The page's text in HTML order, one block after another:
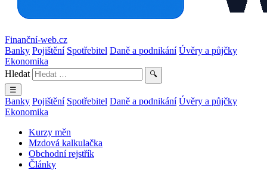
Finanční-web.cz
Banky Pojištění Spotřebitel Daně a podnikání Úvěry a půjčky
Ekonomika
Hledat
🔍
☰
Banky Pojištění Spotřebitel Daně a podnikání Úvěry a půjčky
Ekonomika
Kurzy měn
Mzdová kalkulačka
Obchodní rejstřík
Články